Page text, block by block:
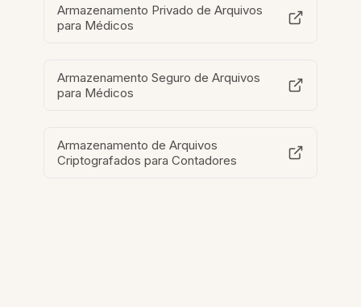
Armazenamento Privado de Arquivos
para Médicos
Armazenamento Seguro de Arquivos
para Médicos
Armazenamento de Arquivos
Criptografados para Contadores